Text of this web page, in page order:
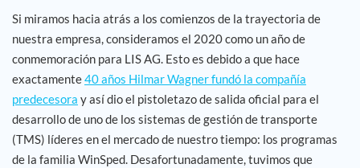
Si miramos hacia atrás a los comienzos de la trayectoria de
nuestra empresa, consideramos el 2020 como un año de
conmemoración para LIS AG. Esto es debido a que hace
exactamente40 años Hilmar Wagner fundó la compañía
predecesora y así dio el pistoletazo de salida oficial para el
desarrollo de uno de los sistemas de gestión de transporte
(TMS) líderes en el mercado de nuestro tiempo: los programas
de la familia WinSped. Desafortunadamente, tuvimos que